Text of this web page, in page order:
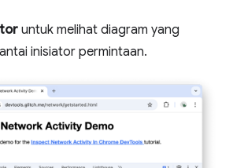
untuk melihat diagram yang
inisiator permintaan.